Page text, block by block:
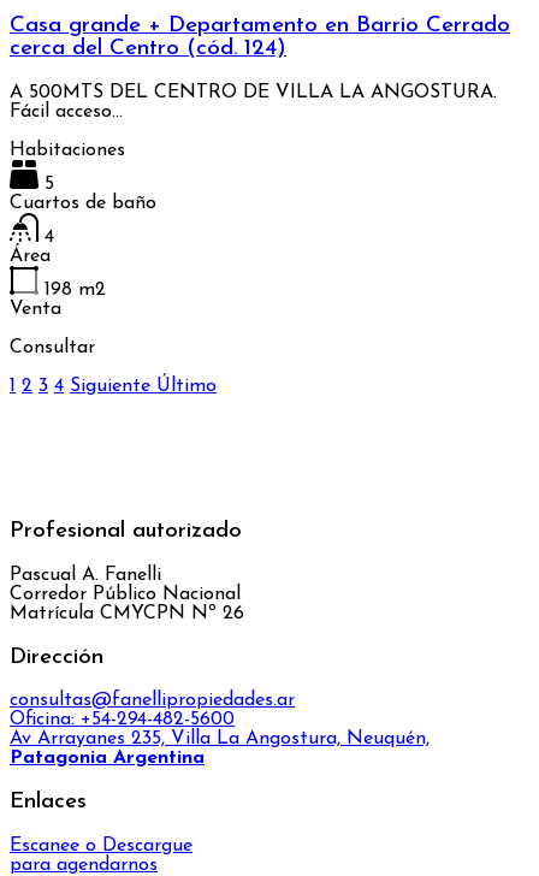
Casa grande + Departamento en Barrio Cerrado
cerca del Centro (cód. 124)
A 500MTS DEL CENTRO DE VILLA LA ANGOSTURA.
Fácil acceso…
Habitaciones
5
Cuartos de baño
4
Área
198 m2
Venta
Consultar
1 2 3 4 Siguiente Último
Profesional autorizado
Pascual A. Fanelli
Corredor Público Nacional
Matrícula CMYCPN Nº 26
Dirección
consultas@fanellipropiedades.ar
Oficina: +54-294-482-5600
Av Arrayanes 235, Villa La Angostura, Neuquén,
Patagonia Argentina
Enlaces
Escanee o Descargue
para agendarnos